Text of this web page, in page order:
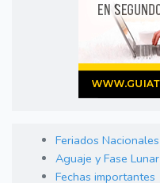
Feriados Nacionales
Aguaje y Fase Lunar
Fechas importantes